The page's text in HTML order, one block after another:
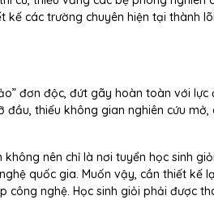
các trường chuyên hiện tại thành
đơn độc, đứt gãy hoàn toàn với lực
thiếu không gian nghiên cứu
nên chỉ là nơi tuyển học sinh
quốc gia. Muốn vậy, cần thiết kế
công nghệ. Học sinh giỏi phải được